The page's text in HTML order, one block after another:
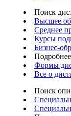
Поиск
Высшее
Среднее
Курсы
Бизнес-
Подробнее
Формы
Все о
Поиск